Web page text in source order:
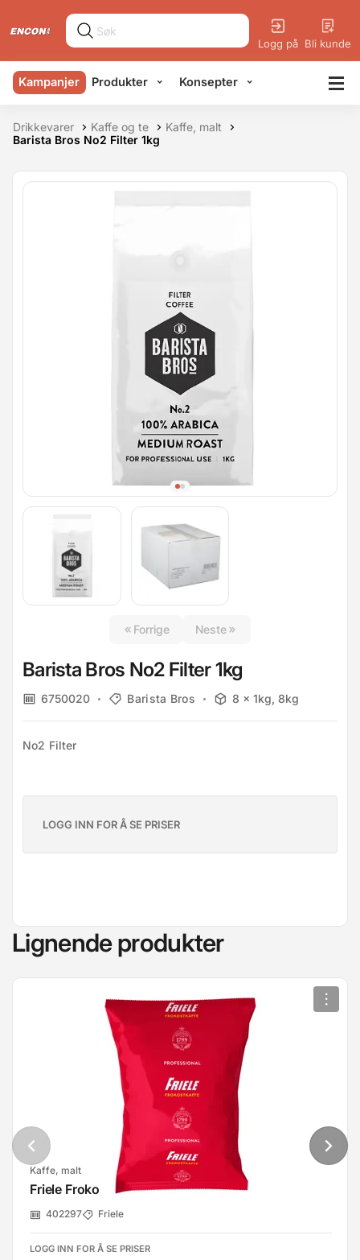
Logg på Bli kunde
Kampanjer Produkter Konsepter
Drikkevarer Kaffe og te
Kaffe, malt
Barista Bros No2 Filter 1kg
Forrige Neste
Barista Bros No2 Filter 1kg
6750020 Barista Bros 8 x 1kg, 8kg
No2 Filter
LOGG INN FOR Å SE PRISER
Lignende produkter
Kaffe, malt
Friele Frokostkaffe Grovm 25x300g
402297 Friele
LOGG INN FOR Å SE PRISER